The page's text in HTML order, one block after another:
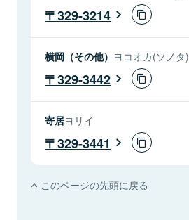
329-3214
横岡（その他） ヨコオカ(ソノタ)
329-3442
寄居ヨリイ
329-3441
このページの先頭に戻る